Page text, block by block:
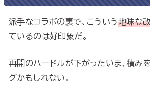
派手なコラボの裏で、こういう地味な
ているのは好印象だ。
再開のハードルが下がったいま、積み
グかもしれない。